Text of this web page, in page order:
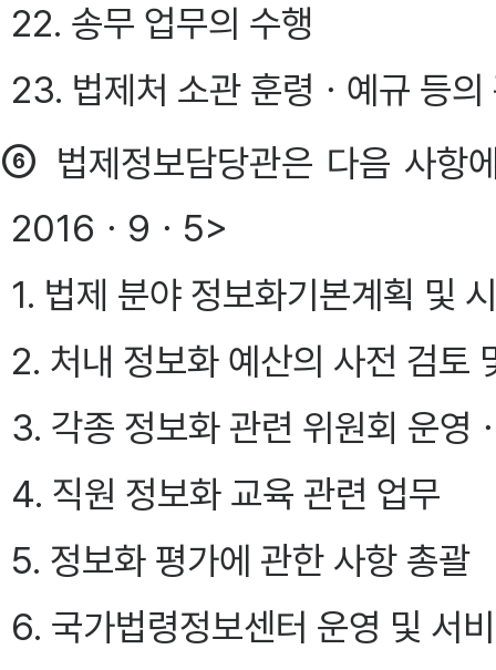
22. 송무 업무의 수행
23. 법제처 소관 훈령ㆍ예규 등의
⑥ 법제정보담당관은 다음 사항
2016ㆍ9ㆍ5>
1. 법제 분야 정보화기본계획 및
2. 처내 정보화 예산의 사전 검토
3. 각종 정보화 관련 위원회 운영
4. 직원 정보화 교육 관련 업무
5. 정보화 평가에 관한 사항 총괄
6. 국가법령정보센터 운영 및 서